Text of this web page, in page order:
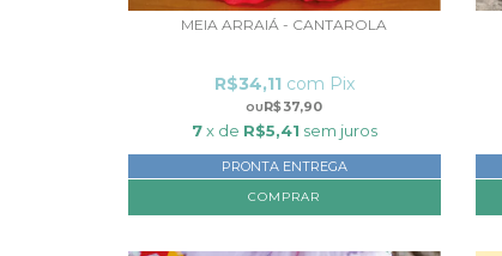
MEIA ARRAIÁ - CANTAROLA
R$37,90
R$34,11 com Pix
7x de R$5,41 sem juros
PRONTA ENTREGA
COMPRAR